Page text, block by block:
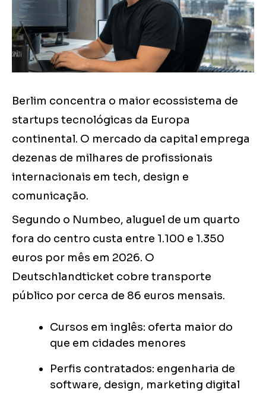
Berlim concentra o maior ecossistema de
startups tecnológicas da Europa
continental. O mercado da capital emprega
dezenas de milhares de profissionais
internacionais em tech, design e
comunicação.
Segundo o Numbeo, aluguel de um quarto
fora do centro custa entre 1.100 e 1.350
euros por mês em 2026. O
Deutschlandticket cobre transporte
público por cerca de 86 euros mensais.
Cursos em inglês: oferta maior do
que em cidades menores
Perfis contratados: engenharia de
software, design, marketing digital